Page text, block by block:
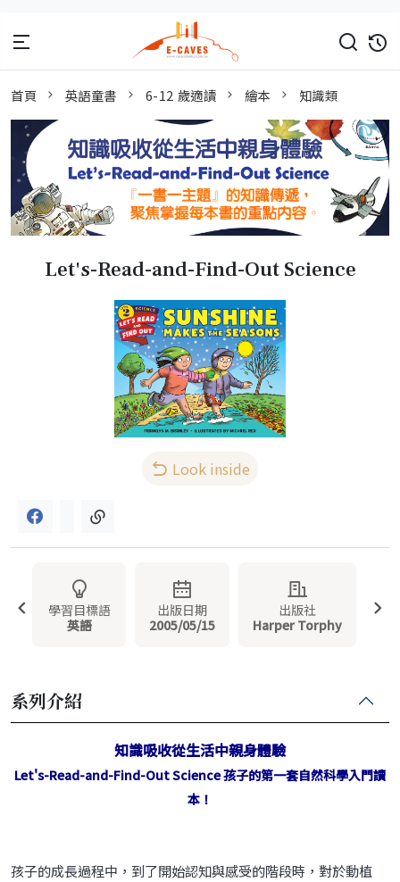
首頁 英語童書 6-12 歲適讀 繪本 知識類
Let's-Read-and-Find-Out Science
Look inside
學習目標語
英語
出版日期
2005/05/15
出版社
Harper Torphy
系列介紹
知識吸收從生活中親身體驗
Let's-Read-and-Find-Out Science 孩子的第一套自然科學入門讀
本！
孩子的成長過程中，到了開始認知與感受的階段時，對於動植